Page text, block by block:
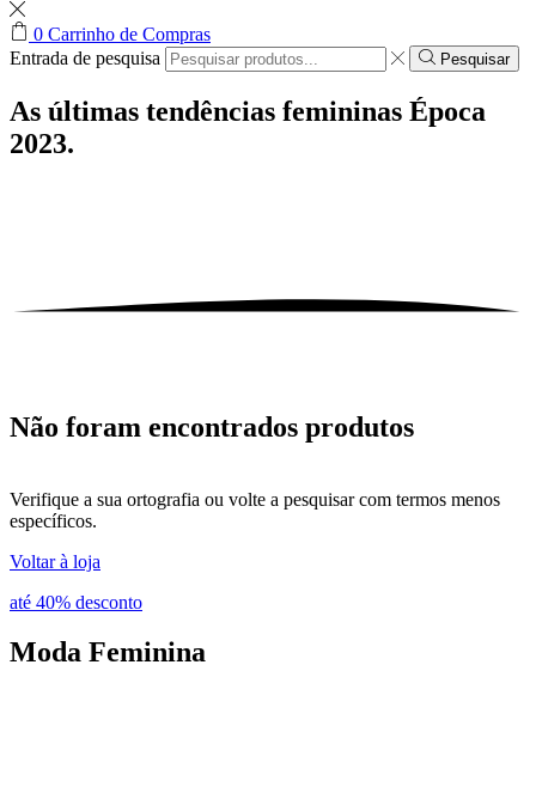
0 Carrinho de Compras
Entrada de pesquisa
Pesquisar
As últimas tendências femininas Época
2023.
Não foram encontrados produtos
Verifique a sua ortografia ou volte a pesquisar com termos menos
específicos.
Voltar à loja
até 40% desconto
Moda Feminina